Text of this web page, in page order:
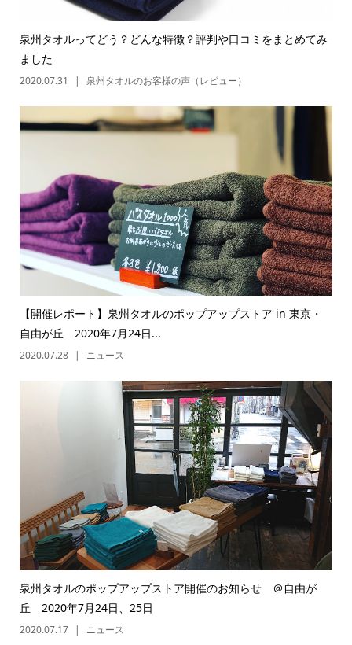
泉州タオルってどう？どんな特徴？評判や口コミをまとめてみ
ました
2020.07.31 泉州タオルのお客様の声（レビュー）
【開催レポート】泉州タオルのポップアップストア in 東京・
自由が丘 2020年7月24日...
2020.07.28 ニュース
泉州タオルのポップアップストア開催のお知らせ ＠自由が
丘 2020年7月24日、25日
2020.07.17 ニュース